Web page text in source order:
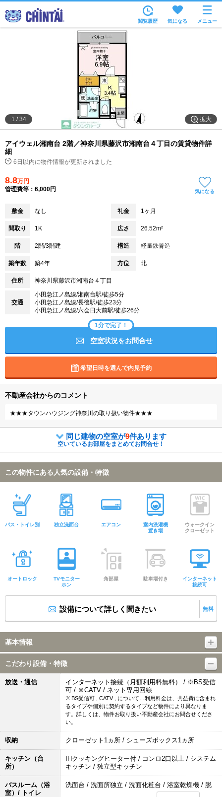
沿線・駅から
住所から
家賃相場から
通勤通学時間から
物件特集から
不動産会社から
TOP
閲覧履歴 気になる メニュー
拡大
1 /34
アイウェル湘南台 2階／神奈川県藤沢市湘南台４丁目の賃貸物件詳
細
6日以内に物件情報が更新されました
8.8万円
管理費等：6,000円
気になる
敷金 なし 礼金 1ヶ月
間取り 1K 広さ 26.52m²
階 2階/3階建 構造 軽量鉄骨造
築年数 築4年 方位 北
住所 神奈川県藤沢市湘南台４丁目
交通
小田急江ノ島線/湘南台駅/徒歩5分
小田急江ノ島線/長後駅/徒歩23分
小田急江ノ島線/六会日大前駅/徒歩26分
1分で完了！
空室状況をお問合せ
希望日時を選んで内見予約
不動産会社からのコメント
★★★タウンハウジング神奈川の取り扱い物件★★★
同じ建物の空室が9件あります
空いているお部屋をまとめてお問合せ！
この物件にある人気の設備・特徴
バス・トイレ別 独立洗面台 エアコン
室内洗濯機
置き場
ウォークイン
クローゼット
オートロック
TVモニター
ホン
角部屋 駐車場付き
インターネット
接続可
設備について詳しく聞きたい 無料
基本情報
こだわり設備・特徴
放送・通信
インターネット接続（月額利用料無料） / ※BS受信
可 / ※CATV / ネット専用回線
※ BS受信可 , CATV , について…利用料金は、共益費に含まれ
るタイプや個別に契約するタイプなど物件により異なりま
す。詳しくは、物件お取り扱い不動産会社にお問合せくださ
い。
収納 クローゼット1ヵ所 / シューズボックス1ヵ所
キッチン（台
所）
IHクッキングヒーター付 / コンロ2口以上 / システム
キッチン / 独立型キッチン
バスルーム（浴
室）/ トイレ
洗面台 / 洗面所独立 / 洗面化粧台 / 浴室乾燥機 / 脱